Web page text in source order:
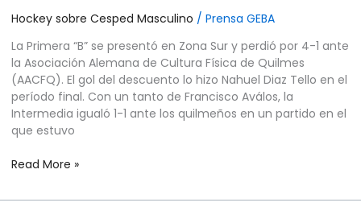
Hockey sobre Cesped Masculino / Prensa GEBA
La Primera “B” se presentó en Zona Sur y perdió por 4-1 ante
la Asociación Alemana de Cultura Física de Quilmes
(AACFQ). El gol del descuento lo hizo Nahuel Diaz Tello en el
período final. Con un tanto de Francisco Aválos, la
Intermedia igualó 1-1 ante los quilmeños en un partido en el
que estuvo
Read More »